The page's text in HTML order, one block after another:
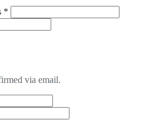
*
via email.